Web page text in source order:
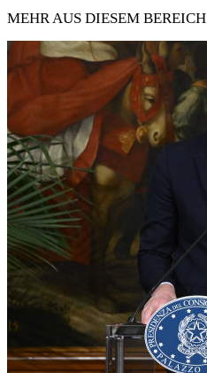
MEHR AUS DIESEM BEREICH